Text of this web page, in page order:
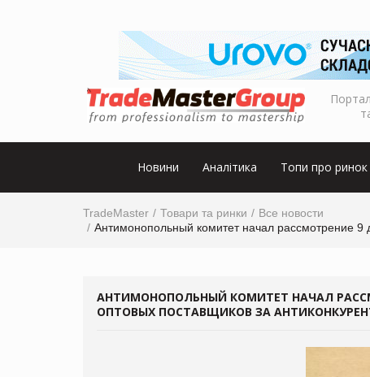
Новини Аналітика Топи про ринок
TradeMaster Товари та ринки
Все новости
Антимонопольный комитет начал рассмотрение 9
АНТИМОНОПОЛЬНЫЙ КОМИТЕТ НАЧАЛ
ОПТОВЫХ ПОСТАВЩИКОВ ЗА